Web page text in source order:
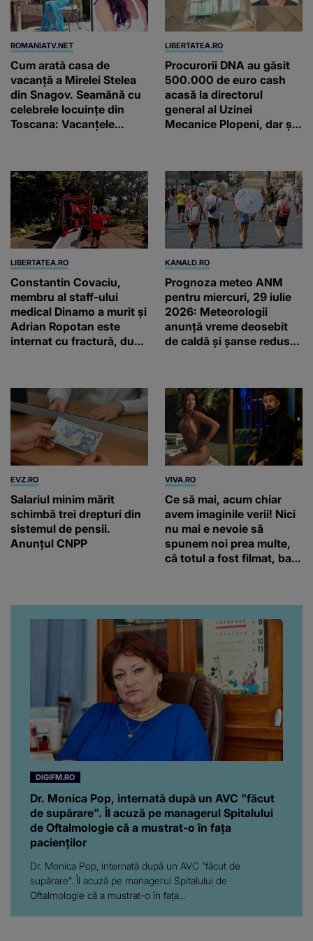
ROMANIATV.NET
Cum arată casa de
vacanță a Mirelei Stelea
din Snagov. Seamănă cu
celebrele locuințe din
Toscana: Vacanţele
amprenta
LIBERTATEA.RO
Procurorii DNA au găsit
500.000 de euro cash
acasă la directorul
general al Uzinei
Mecanice Plopeni, dar și
LIBERTATEA.RO
Constantin Covaciu,
membru al staff-ului
medical Dinamo a murit și
Adrian Ropotan este
internat cu fractură, după
KANALD.RO
Prognoza meteo ANM
pentru miercuri, 29 iulie
2026: Meteorologii
anunță vreme deosebit
de caldă și șanse reduse
EVZ.RO
Salariul minim mărit
schimbă trei drepturi din
sistemul de pensii.
Anunțul CNPP
VIVA.RO
Ce să mai, acum chiar
avem imaginile verii! Nici
nu mai e nevoie să
spunem noi prea multe,
că totul a fost filmat, ba
da, frumoasa iubită a lui
Florin Ristei e...
DIGIFM.RO
Dr. Monica Pop, internată după un AVC "făcut
de supărare". Îl acuză pe managerul Spitalului
de Oftalmologie că a mustrat-o în fața
pacienților
Dr. Monica Pop, internată după un AVC "făcut de
supărare". Îl acuză pe managerul Spitalului de
Oftalmologie că a mustrat-o în fața...